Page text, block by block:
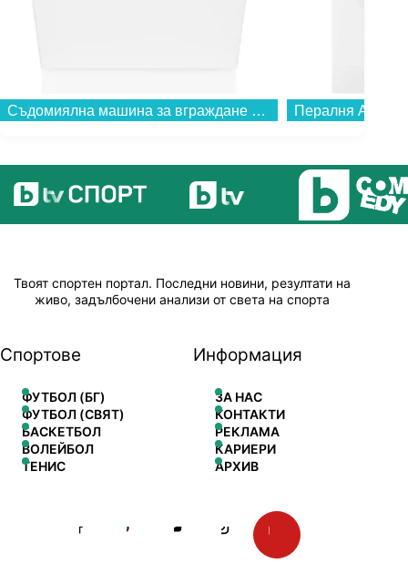
Твоят спортен портал. Последни новини, резултати на
живо, задълбочени анализи от света на спорта
Спортове
ФУТБОЛ (БГ)
ФУТБОЛ (СВЯТ)
БАСКЕТБОЛ
ВОЛЕЙБОЛ
ТЕНИС
Информация
ЗА НАС
КОНТАКТИ
РЕКЛАМА
КАРИЕРИ
АРХИВ